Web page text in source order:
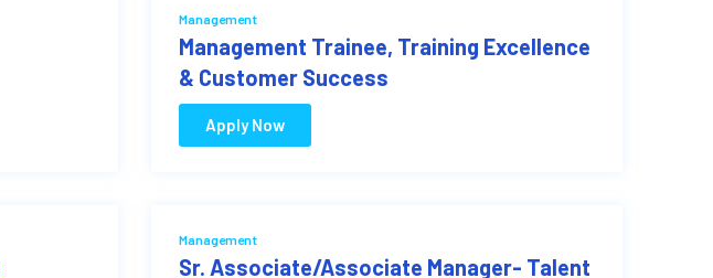
Management
Management Trainee, Training Excellence
& Customer Success
Apply Now
Management
Sr. Associate/Associate Manager- Talent